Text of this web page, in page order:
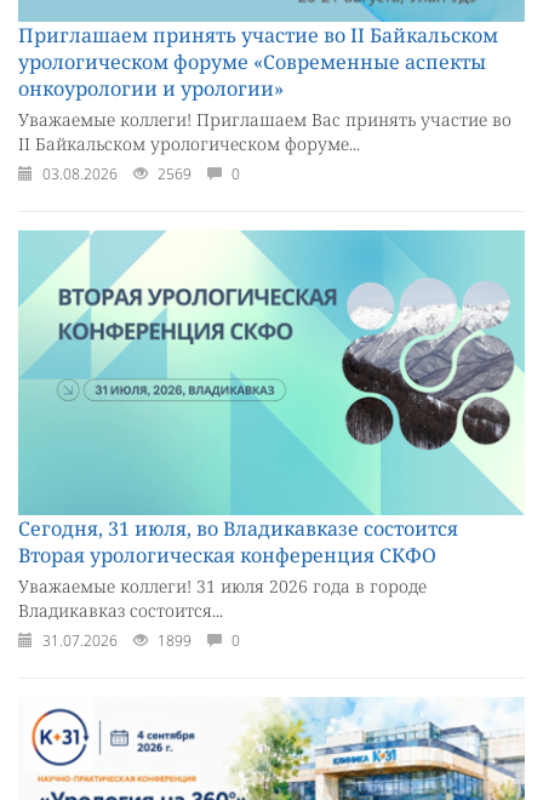
Приглашаем принять участие во II Байкальском
урологическом форуме «Современные аспекты
онкоурологии и урологии»
Уважаемые коллеги! Приглашаем Вас принять участие во
II Байкальском урологическом форуме...
03.08.2026 2569 0
Сегодня, 31 июля, во Владикавказе состоится
Вторая урологическая конференция СКФО
Уважаемые коллеги! 31 июля 2026 года в городе
Владикавказ состоится...
31.07.2026 1899 0